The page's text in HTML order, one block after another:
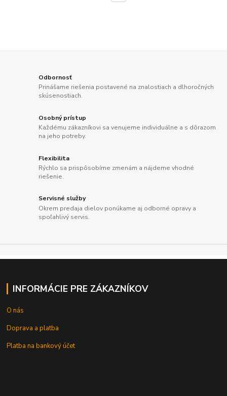
Odbornosť
Prinášame riešenia postavené na znalostiach a dlhoročných
skúsenostiach.
Osobný prístup
Každému zákazníkovi sa venujeme individuálne a s dôrazom
na jeho potreby.
Flexibilita
Rýchlo sa prispôsobíme zmenám a nájdeme vhodné
riešenie.
Servisné služby
Okrem predaja dielov ponúkame aj odborné opravy a
spoľahlivý servis.
INFORMÁCIE PRE ZÁKAZNÍKOV
O nás
Doprava a platba
Platba na bankový účet